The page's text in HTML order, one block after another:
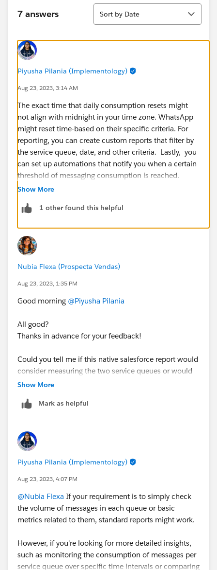
7 answers
Sort
Sort by Date
Piyusha Pilania (Implementology)
Aug 23, 2023, 3:14 AM
The exact time that daily consumption resets might
not align with midnight in your time zone. WhatsApp
might reset time-based on their specific criteria. For
reporting, you can create custom reports that filter by
the service queue, date, and other criteria. Lastly, you
can set up automations that notify you when a certain
threshold of messaging consumption is reached.
Show More
1 other found this helpful
Nubia Flexa (Prospecta Vendas)
Aug 23, 2023, 1:35 PM
Good morning @Piyusha Pilania
All good?
Thanks in advance for your feedback!
Could you tell me if this native salesforce report would
consider measuring the two service queues or would
you need to create a custom report?
Show More
Mark as helpful
Piyusha Pilania (Implementology)
Aug 23, 2023, 4:07 PM
@Nubia Flexa If your requirement is to simply check
the volume of messages in each queue or basic
metrics related to them, standard reports might work.
However, if you're looking for more detailed insights,
such as monitoring the consumption of messages per
service queue over specific time intervals or comparing